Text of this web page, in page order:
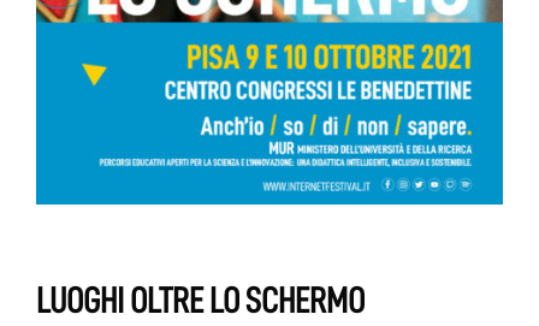
LUOGHI OLTRE LO SCHERMO